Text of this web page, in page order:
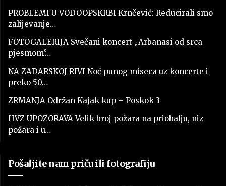
PROBLEMI U VODOOPSKRBI Krnčević: Reducirali smo
zalijevanje…
FOTOGALERIJA Svečani koncert „Arbanasi od srca
pjesmom”…
NA ZADARSKOJ RIVI Noć punog miseca uz koncerte i
preko 50…
ZRMANJA Održan Kajak kup – Poskok 3
HVZ UPOZORAVA Velik broj požara na priobalju, niz
požara i u…
Pošaljite nam priču ili fotografiju